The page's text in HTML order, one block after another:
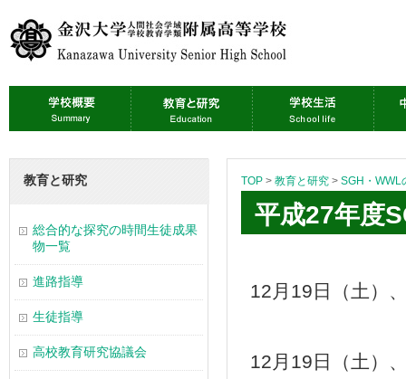
TOP > 教育と研究 > SGH・WWL
平成27年度
12月19日（土）
12月19日（土）
教育と研究
総合的な探究の時間生徒成果
物一覧
進路指導
生徒指導
高校教育研究協議会